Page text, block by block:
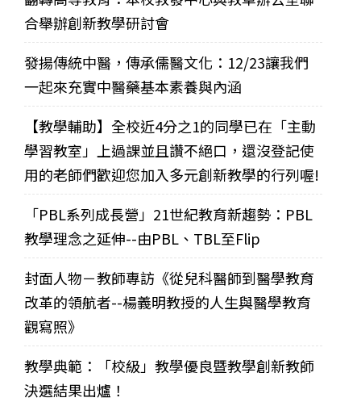
合舉辦創新教學研討會
發揚傳統中醫，傳承儒醫文化：12/23讓我們
一起來充實中醫藥基本素養與內涵
【教學輔助】全校近4分之1的同學已在「主動
學習教室」上過課並且讚不絕口，還沒登記使
用的老師們歡迎您加入多元創新教學的行列喔!
「PBL系列成長營」21世紀教育新趨勢：PBL
教學理念之延伸--由PBL、TBL至Flip
封面人物－教師專訪《從兒科醫師到醫學教育
改革的領航者--楊義明教授的人生與醫學教育
觀寫照》
教學典範：「校級」教學優良暨教學創新教師
決選結果出爐！